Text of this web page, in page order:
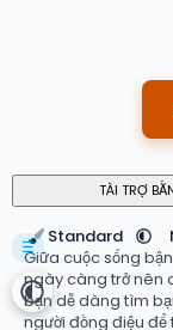
Standard
Giữa cuộc sống
ngày càng trở nên
bạn dễ dàng tìm
người đồng điệu
☰